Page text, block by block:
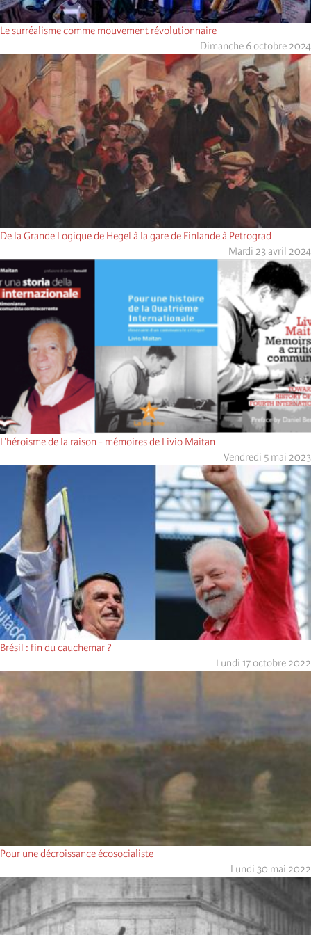
Le surréalisme comme mouvement révolutionnaire
Dimanche 6 octobre 2024
De la Grande Logique de Hegel à la gare de Finlande à Petrograd
Mardi 23 avril 2024
L’héroisme de la raison - mémoires de Livio Maitan
Vendredi 5 mai 2023
Brésil : fin du cauchemar ?
Lundi 17 octobre 2022
Pour une décroissance écosocialiste
Lundi 30 mai 2022